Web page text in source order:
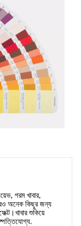
গরম খাবার,
অনেক কিছুর জন্য
শুকিয়ে